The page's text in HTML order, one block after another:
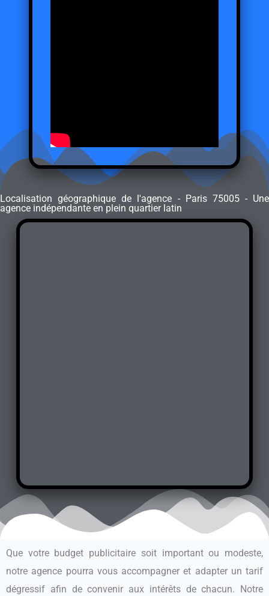
Localisation géographique de l'agence - Paris 75005 - Une
agence indépendante en plein quartier latin
Que votre budget publicitaire soit important ou modeste,
notre agence pourra vous accompagner et adapter un tarif
dégressif afin de convenir aux intérêts de chacun. Notre